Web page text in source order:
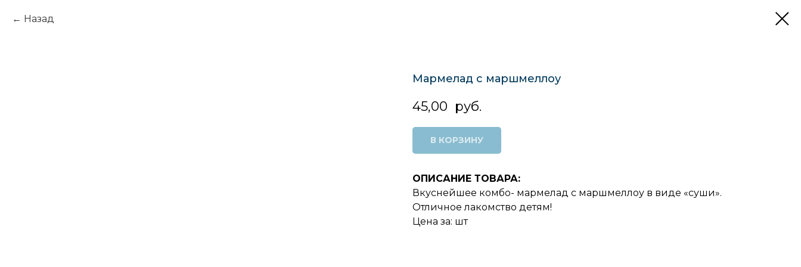
Назад
Мармелад с маршмеллоу
45,00 руб.
В КОРЗИНУ
ОПИСАНИЕ ТОВАРА:
Вкуснейшее комбо- мармелад с маршмеллоу в виде «суши».
Отличное лакомство детям!
Цена за: шт